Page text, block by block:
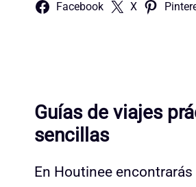
Facebook X
Guías de viajes
sencillas
En Houtinee encontrarás